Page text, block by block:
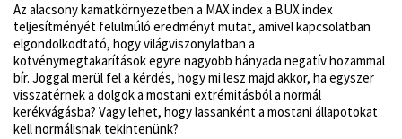
Az alacsony kamatkörnyezetben a MAX index a BUX index
teljesítményét felülmúló eredményt mutat, amivel kapcsolatban
elgondolkodtató, hogy világviszonylatban a
kötvénymegtakarítások egyre nagyobb hányada negatív hozammal
bír. Joggal merül fel a kérdés, hogy mi lesz majd akkor, ha egyszer
visszatérnek a dolgok a mostani extrémitásból a normál
kerékvágásba? Vagy lehet, hogy lassanként a mostani állapotokat
kell normálisnak tekintenünk?